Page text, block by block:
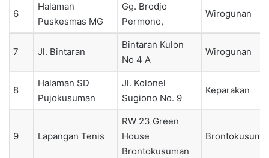
6
Halaman
Puskesmas MG
Gg. Brodjo
Permono,
Wirogunan
7 Jl. Bintaran
Bintaran Kulon
No 4 A
Wirogunan
8
Halaman SD
Pujokusuman
Jl. Kolonel
Sugiono No. 9
Keparakan
9 Lapangan Tenis
RW 23 Green
House
Brontokusuman